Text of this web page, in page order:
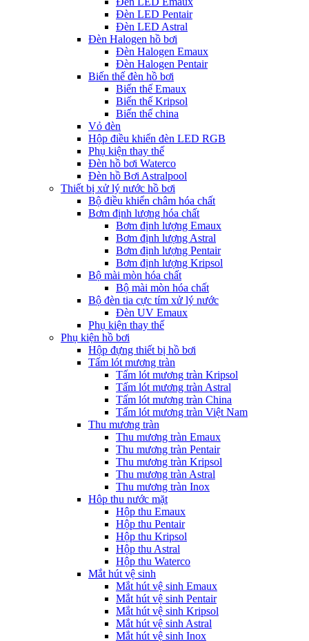
Đèn LED Pentair
Đèn LED Astral
Đèn Halogen hồ bơi
Đèn Halogen Emaux
Đèn Halogen Pentair
Biến thế đèn hồ bơi
Biến thế Emaux
Biến thế Kripsol
Biến thế china
Vỏ đèn
Hộp điều khiển đèn LED RGB
Phụ kiện thay thế
Đèn hồ bơi Waterco
Đèn hồ Bơi Astralpool
Thiết bị xử lý nước hồ bơi
Bộ điều khiển châm hóa chất
Bơm định lượng hóa chất
Bơm định lượng Emaux
Bơm định lượng Astral
Bơm định lượng Pentair
Bơm định lượng Kripsol
Bộ mài mòn hóa chất
Bộ mài mòn hóa chất
Bộ đèn tia cực tím xử lý nước
Đèn UV Emaux
Phụ kiện thay thế
Phụ kiện hồ bơi
Hộp đựng thiết bị hồ bơi
Tấm lót mương tràn
Tấm lót mương tràn Kripsol
Tấm lót mương tràn Astral
Tấm lót mương tràn China
Tấm lót mương tràn Việt Nam
Thu mương tràn
Thu mương tràn Emaux
Thu mương tràn Pentair
Thu mương tràn Kripsol
Thu mương tràn Astral
Thu mương tràn Inox
Hôp thu nước mặt
Hộp thu Emaux
Hộp thu Pentair
Hộp thu Kripsol
Hộp thu Astral
Hộp thu Waterco
Mắt hút vệ sinh
Mắt hút vệ sinh Emaux
Mắt hút vệ sinh Pentair
Mắt hút vệ sinh Kripsol
Mắt hút vệ sinh Astral
Mắt hút vệ sinh Inox